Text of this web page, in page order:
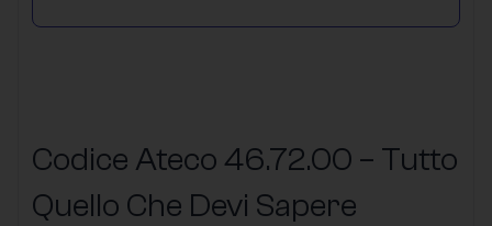
Codice Ateco 46.72.00 – Tutto
Quello Che Devi Sapere